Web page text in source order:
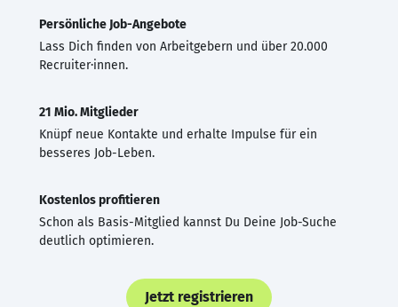
Persönliche Job-Angebote
Lass Dich finden von Arbeitgebern und über 20.000
Recruiter·innen.
21 Mio. Mitglieder
Knüpf neue Kontakte und erhalte Impulse für ein
besseres Job-Leben.
Kostenlos profitieren
Schon als Basis-Mitglied kannst Du Deine Job-Suche
deutlich optimieren.
Jetzt registrieren